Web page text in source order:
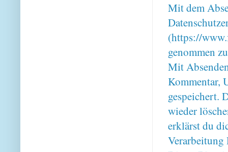
Mit dem
(https://
genommen
Mit
Kommentar,
gespeichert.
wieder
erklärst du
Verarbeitung